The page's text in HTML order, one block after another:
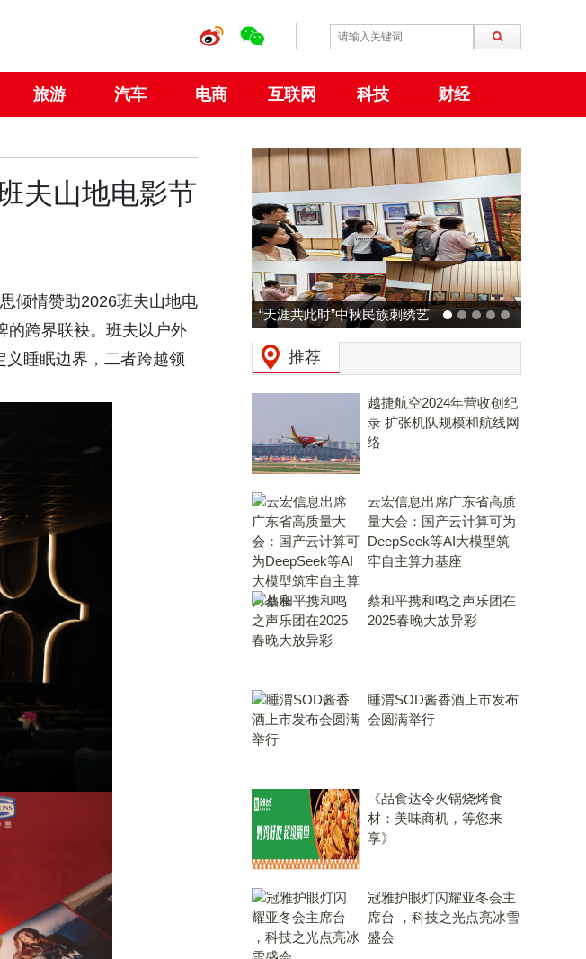
旅游 汽车 电商 互联网 科技 财经
夫山地电影节
倾情赞助2026班夫山地电
的跨界联袂。班夫以户外
睡眠边界，二者跨越领
动力火车 × 广州草莓音乐节
预热：拒绝压力，和Z时代一
起现场「干翻老板」！
推荐
越捷航空2024年营收创纪
录 扩张机队规模和航线网
络
云宏信息出席广东省高质
量大会：国产云计算可为
DeepSeek等AI大模型筑
牢自主算力基座
蔡和平携和鸣之声乐团在
2025春晚大放异彩
睡渭SOD酱香酒上市发布
会圆满举行
《品食达令火锅烧烤食
材：美味商机，等您来
享》
冠雅护眼灯闪耀亚冬会主
席台 ，科技之光点亮冰雪
盛会